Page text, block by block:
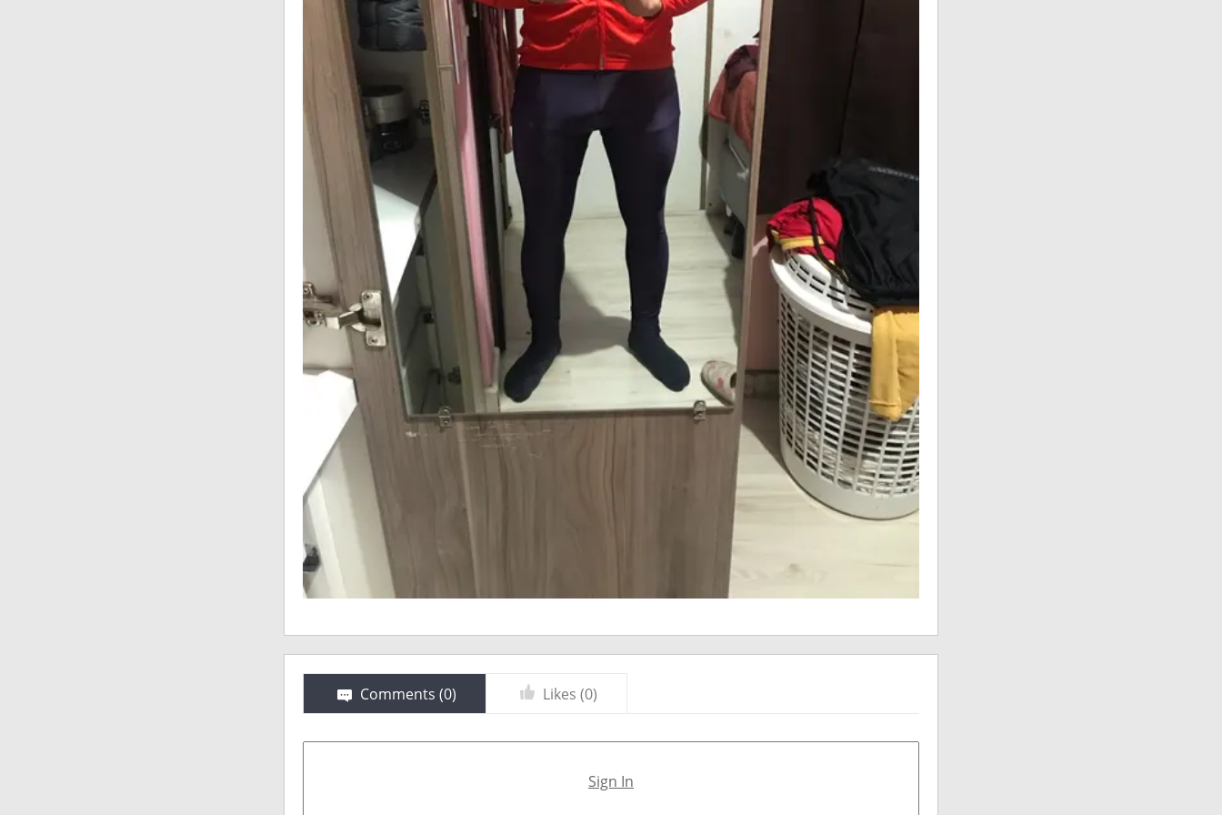
Comments (0) Likes (0)
Sign In